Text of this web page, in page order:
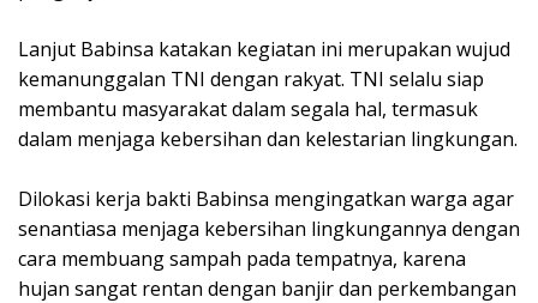
Lanjut Babinsa katakan kegiatan ini merupakan wujud
kemanunggalan TNI dengan rakyat. TNI selalu siap
membantu masyarakat dalam segala hal, termasuk
dalam menjaga kebersihan dan kelestarian lingkungan.
Dilokasi kerja bakti Babinsa mengingatkan warga agar
senantiasa menjaga kebersihan lingkungannya dengan
cara membuang sampah pada tempatnya, karena
hujan sangat rentan dengan banjir dan perkembangan